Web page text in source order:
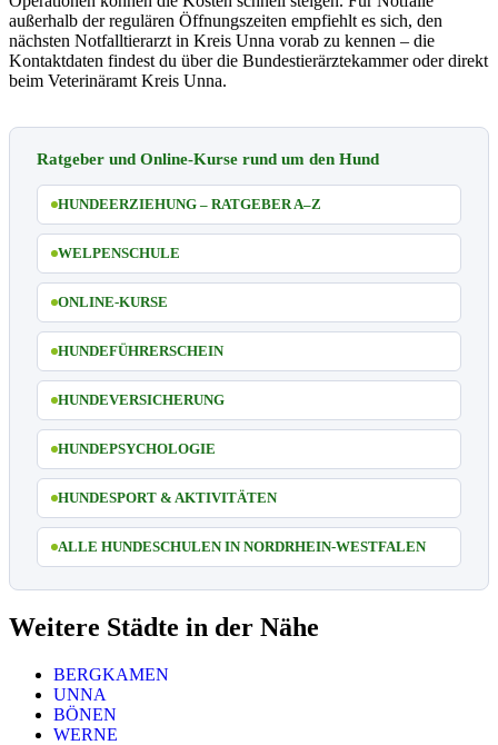
außerhalb der regulären Öffnungszeiten empfiehlt es sich, den
nächsten Notfalltierarzt in Kreis Unna vorab zu kennen – die
Kontaktdaten findest du über die Bundestierärztekammer oder direkt
beim Veterinäramt Kreis Unna.
Ratgeber und Online-Kurse rund um den Hund
HUNDEERZIEHUNG – RATGEBER A–Z
WELPENSCHULE
ONLINE-KURSE
HUNDEFÜHRERSCHEIN
HUNDEVERSICHERUNG
HUNDEPSYCHOLOGIE
HUNDESPORT & AKTIVITÄTEN
ALLE HUNDESCHULEN IN NORDRHEIN-WESTFALEN
Weitere Städte in der Nähe
BERGKAMEN
UNNA
BÖNEN
WERNE